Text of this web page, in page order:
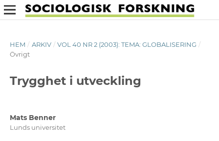
HEM / ARKIV / VOL 40 NR 2 (2003): TEMA: GLOBALISERING /
Övrigt
Trygghet i utveckling
Mats Benner
Lunds universitet